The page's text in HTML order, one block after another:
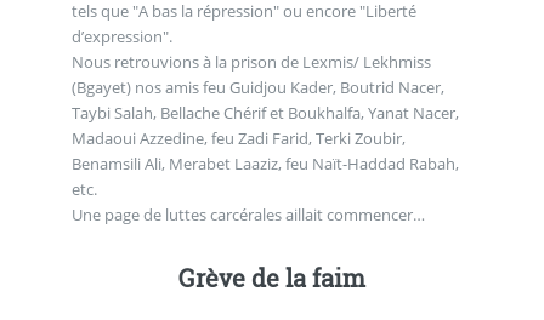
tels que "A bas la répression" ou encore "Liberté
d’expression".
Nous retrouvions à la prison de Lexmis/ Lekhmiss
(Bgayet) nos amis feu Guidjou Kader, Boutrid Nacer,
Taybi Salah, Bellache Chérif et Boukhalfa, Yanat Nacer,
Madaoui Azzedine, feu Zadi Farid, Terki Zoubir,
Benamsili Ali, Merabet Laaziz, feu Naït-Haddad Rabah,
etc.
Une page de luttes carcérales aillait commencer…
Grève de la faim